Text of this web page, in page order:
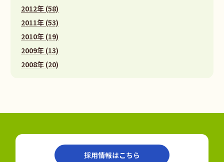
2012年 (58)
2011年 (53)
2010年 (19)
2009年 (13)
2008年 (20)
採用情報はこちら